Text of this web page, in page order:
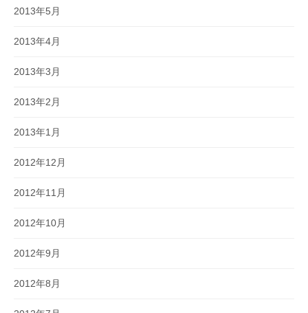
2013年5月
2013年4月
2013年3月
2013年2月
2013年1月
2012年12月
2012年11月
2012年10月
2012年9月
2012年8月